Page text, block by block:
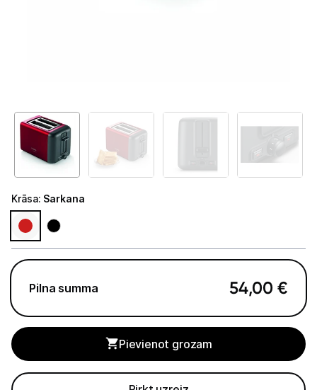
Iebūvējamā tehnika
Mazā tehnika
Kafijas pagatavošana
Mikroviļņu krāsnis
Tējkannas
Blenderi
Virtuves kombaini
Krāsa: Sarkana
Pilna summa 54,00 €
Pievienot grozam